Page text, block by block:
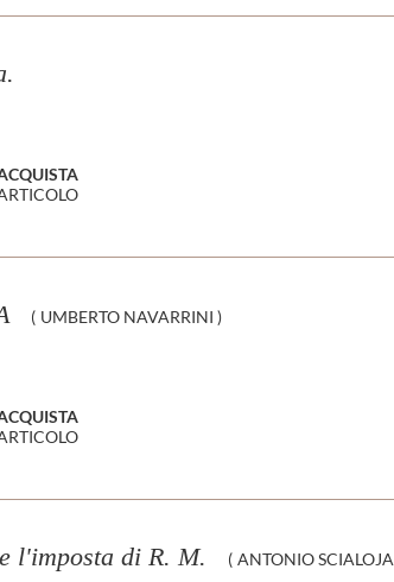
( UMBERTO NAVARRINI )
l'imposta di R. M. ( ANTONIO SCIALOJA